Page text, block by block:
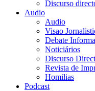
Discurso
Audio
Audio
Visao
Debate
Noticiários
Discurso
Revista de
Homilias
Podcast